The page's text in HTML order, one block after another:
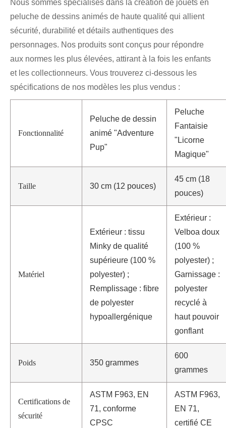
Nous sommes spécialisés dans la création de jouets en
peluche de dessins animés de haute qualité qui allient
sécurité, durabilité et détails authentiques des
personnages. Nos produits sont conçus pour répondre
aux normes les plus élevées, attirant à la fois les enfants
et les collectionneurs. Vous trouverez ci-dessous les
spécifications de nos modèles les plus vendus :
Fonctionnalité
Peluche de dessin
animé "Adventure
Pup"
Peluche
Fantaisie
"Licorne
Magique"
Taille 30 cm (12 pouces)
45 cm (18
pouces)
Matériel
Extérieur : tissu
Minky de qualité
supérieure (100 %
polyester) ;
Remplissage : fibre
de polyester
hypoallergénique
Extérieur :
Velboa doux
(100 %
polyester) ;
Garnissage :
polyester
recyclé à
haut pouvoir
gonflant
Poids 350 grammes
600
grammes
Certifications de
sécurité
ASTM F963, EN
71, conforme
CPSC
ASTM F963,
EN 71,
certifié CE